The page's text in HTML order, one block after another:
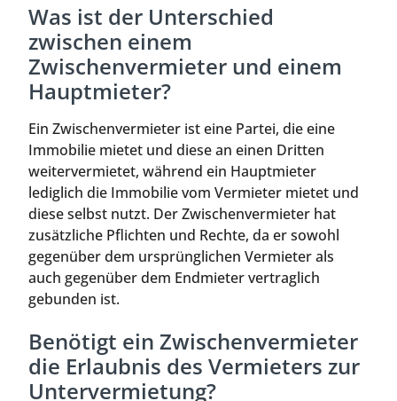
Was ist der Unterschied
zwischen einem
Zwischenvermieter und einem
Hauptmieter?
Ein Zwischenvermieter ist eine Partei, die eine
Immobilie mietet und diese an einen Dritten
weitervermietet, während ein Hauptmieter
lediglich die Immobilie vom Vermieter mietet und
diese selbst nutzt. Der Zwischenvermieter hat
zusätzliche Pflichten und Rechte, da er sowohl
gegenüber dem ursprünglichen Vermieter als
auch gegenüber dem Endmieter vertraglich
gebunden ist.
Benötigt ein Zwischenvermieter
die Erlaubnis des Vermieters zur
Untervermietung?